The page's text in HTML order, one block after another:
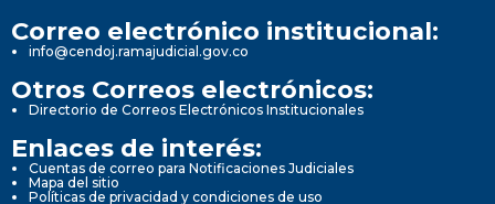
Correo electrónico institucional:
info@cendoj.ramajudicial.gov.co
Otros Correos electrónicos:
Directorio de Correos Electrónicos Institucionales
Enlaces de interés:
Cuentas de correo para Notificaciones Judiciales
Mapa del sitio
Políticas de privacidad y condiciones de uso